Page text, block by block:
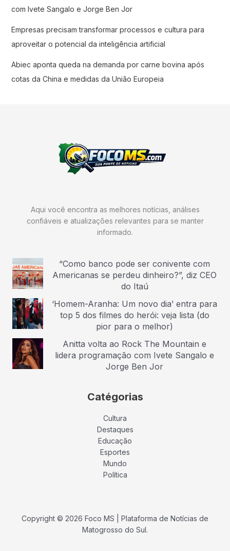
com Ivete Sangalo e Jorge Ben Jor
Empresas precisam transformar processos e cultura para
aproveitar o potencial da inteligência artificial
Abiec aponta queda na demanda por carne bovina após
cotas da China e medidas da União Europeia
Aqui você encontra as melhores notícias, análises
confiáveis e atualizações relevantes para se manter
informado.
“Como banco pode ser conivente com
Americanas se perdeu dinheiro?”, diz CEO
do Itaú
‘Homem-Aranha: Um novo dia’ entra para
top 5 dos filmes do herói: veja lista (do
pior para o melhor)
Anitta volta ao Rock The Mountain e
lidera programação com Ivete Sangalo e
Jorge Ben Jor
Catégorias
Cultura
Destaques
Educação
Esportes
Mundo
Política
Copyright © 2026 Foco MS | Plataforma de Notícias de
Matogrosso do Sul.